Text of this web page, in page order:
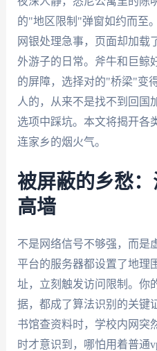
的"地区限制"弹窗如约而至
网银处理急事，页面却加
外游子的日常。斧牛和巨鲸
的屏障，选择对的"桥梁"变
人的，从来不是找不到回国
选项中踩坑。本文将揭开各
连家乡的烟火气。
被屏蔽的乡愁
高墙
不是网络信号不够强，而是
平台的服务器都设置了地理
址，立刻触发访问限制。你
据，都成了算法识别的关键
书馆查资料时，学校内网
时才意识到，哪怕用着普通